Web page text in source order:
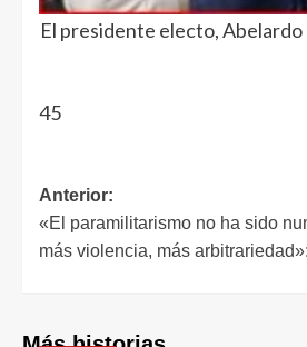
El presidente electo,
45
Anterior:
«El paramilitarismo no ha sido
más violencia, más